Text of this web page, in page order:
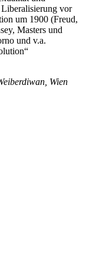
vor
um 1900 (Freud,
Masters und
und v.a.
Wien